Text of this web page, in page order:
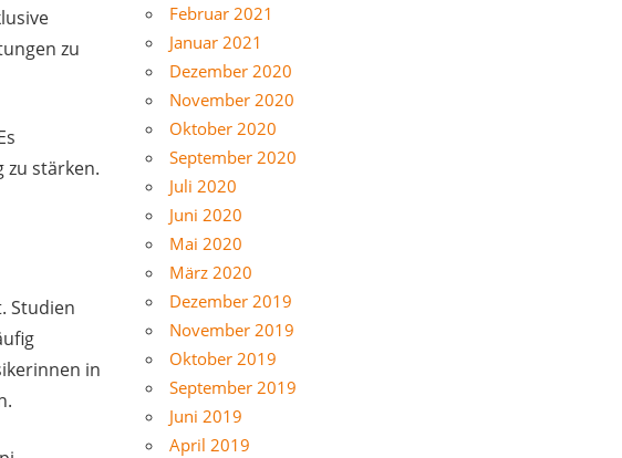
zu
zu stärken.
Studien
in
Februar 2021
Januar 2021
Dezember 2020
November 2020
Oktober 2020
September 2020
Juli 2020
Juni 2020
Mai 2020
März 2020
Dezember 2019
November 2019
Oktober 2019
September 2019
Juni 2019
April 2019